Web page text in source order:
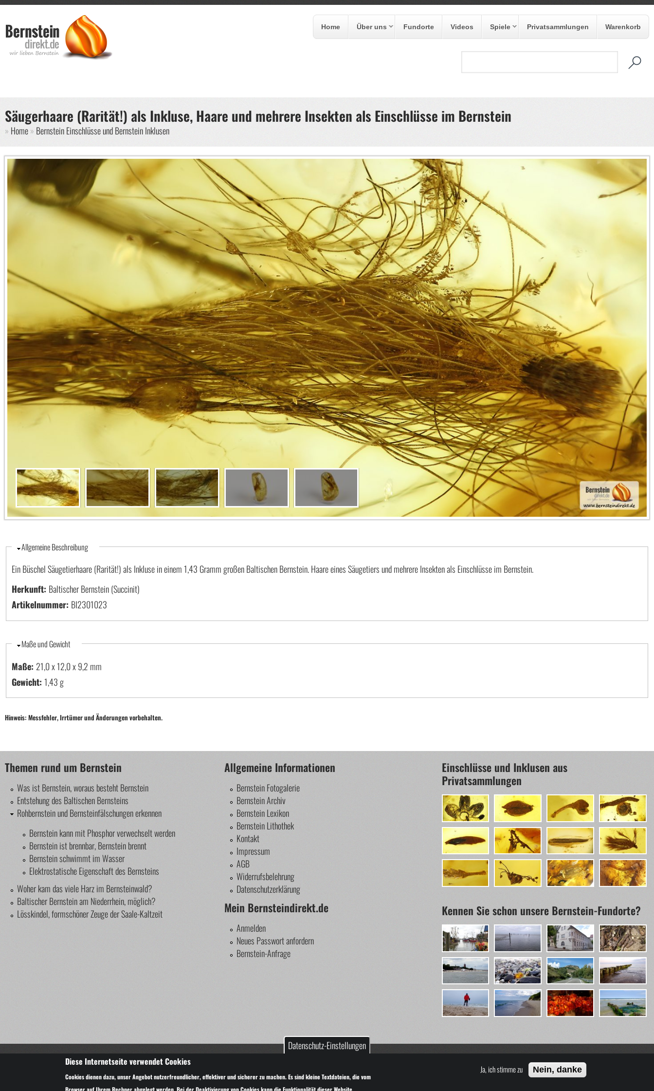
Home Über uns Fundorte Videos Spiele Privatsammlungen Warenkorb
Säugerhaare (Rarität!) als Inkluse, Haare und mehrere Insekten als Einschlüsse im Bernstein
Sie sind hier
Home Bernstein Einschlüsse und Bernstein Inklusen
Ausblenden
Allgemeine Beschreibung
Ein Büschel Säugetierhaare (Rarität!) als Inkluse in einem 1,43 Gramm großen Baltischen Bernstein. Haare eines Säugetiers und mehrere Insekten als Einschlüsse im Bernstein.
Herkunft: Baltischer Bernstein (Succinit)
Artikelnummer: BI2301023
Ausblenden
Maße und Gewicht
Maße: 21,0 x 12,0 x 9,2
Gewicht:1,43 g
Hinweis: Messfehler, Irrtümer und Änderungen vorbehalten.
Themen rund um Bernstein
Was ist Bernstein, woraus besteht Bernstein
Entstehung des Baltischen Bernsteins
Rohbernstein und Bernsteinfälschungen erkennen
Bernstein kann mit Phosphor verwechselt werden
Bernstein ist brennbar, Bernstein brennt
Bernstein schwimmt im Wasser
Elektrostatische Eigenschaft des Bernsteins
Woher kam das viele Harz im Bernsteinwald?
Baltischer Bernstein am Niederrhein, möglich?
Lösskindel, formschöner Zeuge der Saale-Kaltzeit
Allgemeine Informationen
Bernstein Fotogalerie
Bernstein Archiv
Bernstein Lexikon
Bernstein Lithothek
Kontakt
Impressum
AGB
Widerrufsbelehrung
Datenschutzerklärung
Mein Bernsteindirekt.de
Anmelden
Neues Passwort anfordern
Bernstein-Anfrage
Einschlüsse und Inklusen aus
Privatsammlungen
Kennen Sie schon unsere Bernstein-Fundorte?
Copyright © 2014-2025 Bernsteindirekt.de – wir lieben Bernstein!
Alle Texte und Bilder sind urheberrechtlich geschützt und dürfen nur mit Genehmigung des Autors verwendet werden.
Datenschutz-Einstellungen
Diese Internetseite verwendet Cookies
Cookies dienen dazu, unser Angebot nutzerfreundlicher, effektiver und sicherer zu machen. Es sind kleine Textdateien, die vom
Browser auf Ihrem Rechner abgelegt werden. Bei der Deaktivierung von Cookies kann die Funktionalität dieser Website
Ja, ich stimme zu Nein, danke